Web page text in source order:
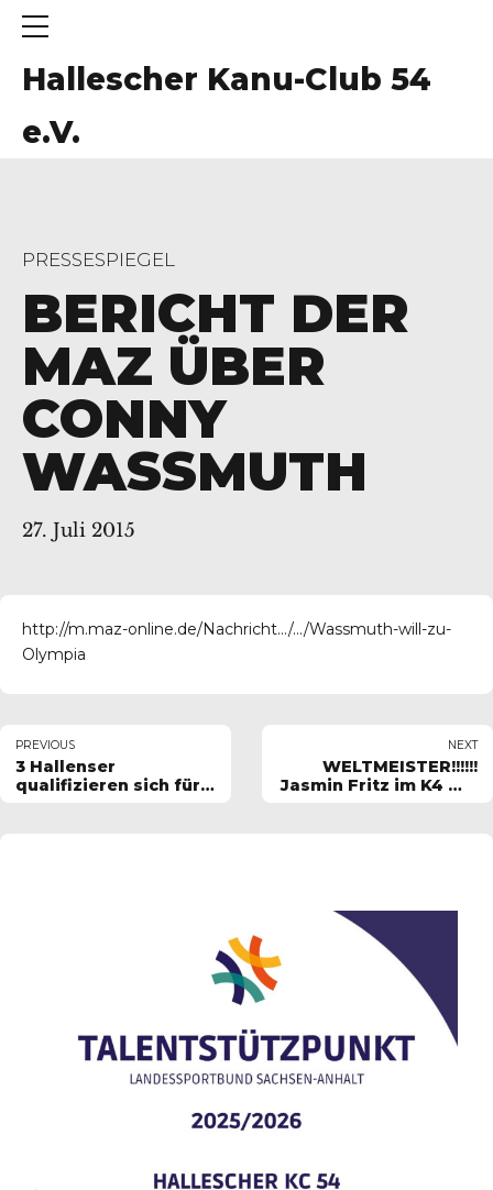
Hallescher Kanu-Club 54
e.V.
PRESSESPIEGEL
BERICHT DER
MAZ ÜBER
CONNY
WASSMUTH
27. Juli 2015
http://m.maz-online.de/Nachricht…/…/Wassmuth-will-zu-
Olympia
PREVIOUS
3 Hallenser
qualifizieren sich für
NEXT
WELTMEISTER!!!!!!
Jasmin Fritz im K4 mit